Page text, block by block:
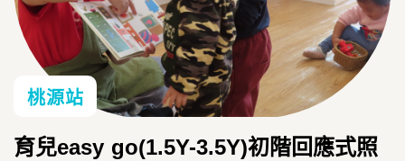
桃源站
育兒easy go(1.5Y-3.5Y)初階回應式照